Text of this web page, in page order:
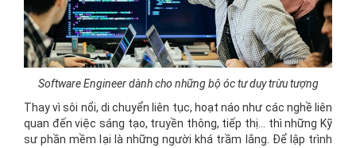
Software Engineer dành cho những bộ óc tư duy trừu tượng
Thay vì sôi nổi, di chuyển liên tục, hoạt náo như các nghề liên
quan đến việc sáng tạo, truyền thông, tiếp thị… thì những Kỹ
sư phần mềm lại là những người khá trầm lắng. Để lập trình